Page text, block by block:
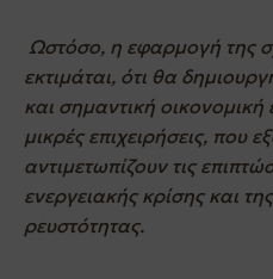
Ωστόσο, η εφαρμογή της
εκτιμάται, ότι θα
και σημαντική οικονομική
μικρές επιχειρήσεις, που
αντιμετωπίζουν τις
ενεργειακής κρίσης και
ρευστότητας.